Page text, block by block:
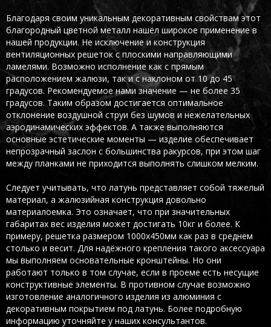
Благодаря своим уникальным декоративным свойствам этот
благородный цветной металл нашёл широкое применение в
нашей продукции. Не исключение и конструкция
вентиляционных решеток с плоскими направляющими
ламелями. Возможно исполнение как с прямым
расположением жалюзи, так и с наклоном от 10 до 45
градусов. Рекомендуемое нами значение — не более 35
градусов. Таким образом достигается оптимальное
отклонение воздушной струи без шумов и нежелательных
аэродинамических эффектов. А также выполняются
основные эстетические моменты — изделие обеспечивает
непрозрачный заслон с большинства ракурсов, при этом шаг
между планками не приходится выполнять слишком мелким.
Следует учитывать, что латунь представляет собой тяжелый
материал, а жалюзийная конструкция довольно
материалоемка. Это означает, что при значительных
габаритах вес изделия может достигать 10кг и более. К
примеру, решетка размером 1000х450мм как раз в среднем
столько и весит. Для надёжного крепления такого аксессуара
мы выполняем основательные кронштейны. Но они
работают только в том случае, если в проеме есть несущие
конструктивные элементы. В противном случае возможно
изготовление аналогичного изделия из алюминия с
декоративным покрытием под латунь. Более подробную
информацию уточняйте у наших консультантов.